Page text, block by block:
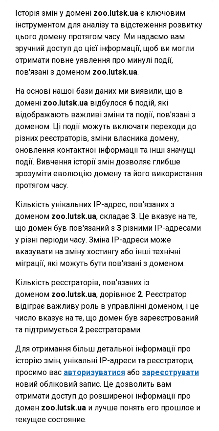
Історія змін у домені zoo.lutsk.ua є ключовим
інструментом для аналізу та відстеження розвитку
цього домену протягом часу. Ми надаємо вам
зручний доступ до цієї інформації, щоб ви могли
отримати повне уявлення про минулі події,
пов'язані з доменом zoo.lutsk.ua.
На основі нашої бази даних ми виявили, що в
домені zoo.lutsk.ua відбулося 6 подій, які
відображають важливі зміни та події, пов'язані з
доменом. Ці події можуть включати переходи до
різних реєстраторів, зміни власника домену,
оновлення контактної інформації та інші значущі
події. Вивчення історії змін дозволяє глибше
зрозуміти еволюцію домену та його використання
протягом часу.
Кількість унікальних IP-адрес, пов'язаних з
доменом zoo.lutsk.ua, складає 3. Це вказує на те,
що домен був пов'язаний з 3 різними IP-адресами
у різні періоди часу. Зміна IP-адреси може
вказувати на зміну хостингу або інші технічні
міграції, які можуть бути пов'язані з доменом.
Кількість реєстраторів, пов'язаних із
доменом zoo.lutsk.ua, дорівнює 2. Реєстратор
відіграє важливу роль в управлінні доменом, і це
число вказує на те, що домен був зареєстрований
та підтримується 2 реєстраторами.
Для отримання більш детальної інформації про
історію змін, унікальні IP-адреси та реєстратори,
просимо вас авторизуватися або зареєструвати
новий обліковий запис. Це дозволить вам
отримати доступ до розширеної інформації про
домен zoo.lutsk.ua и лучше понять его прошлое и
текущее состояние.